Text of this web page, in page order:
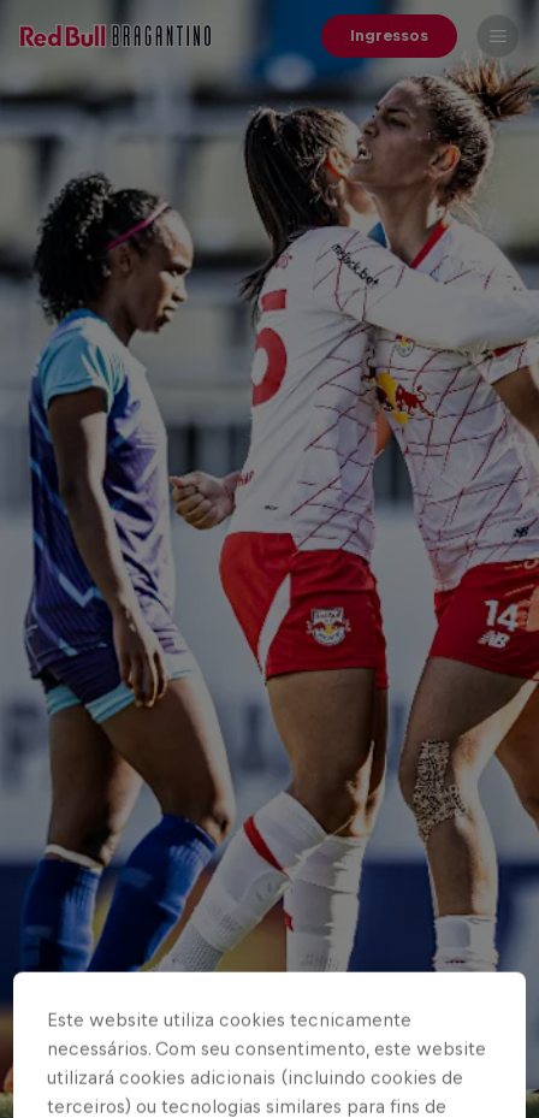
Ingressos
Este website utiliza cookies tecnicamente
necessários. Com seu consentimento, este website
utilizará cookies adicionais (incluindo cookies de
terceiros) ou tecnologias similares para fins de